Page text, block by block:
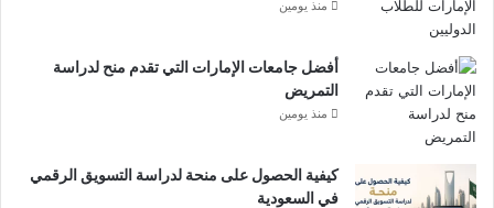
منذ يومين
أفضل جامعات الإمارات التي تقدم منح لدراسة
التمريض
منذ يومين
كيفية الحصول على منحة لدراسة التسويق الرقمي
في السعودية